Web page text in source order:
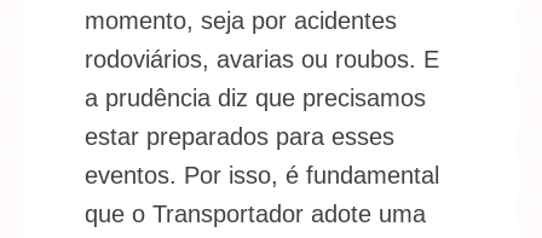
momento, seja por acidentes
rodoviários, avarias ou roubos. E
a prudência diz que precisamos
estar preparados para esses
eventos. Por isso, é fundamental
que o Transportador adote uma